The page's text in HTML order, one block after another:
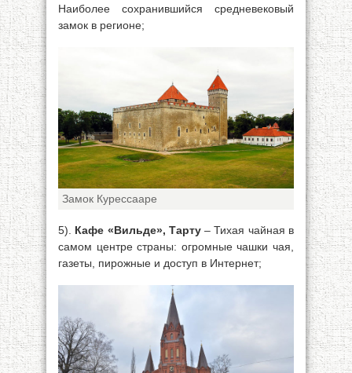
Наиболее сохранившийся средневековый
замок в регионе;
Замок Курессааре
5). Кафе «Вильде», Тарту– Тихая чайная в
самом центре страны: огромные чашки чая,
газеты, пирожные и доступ в Интернет;